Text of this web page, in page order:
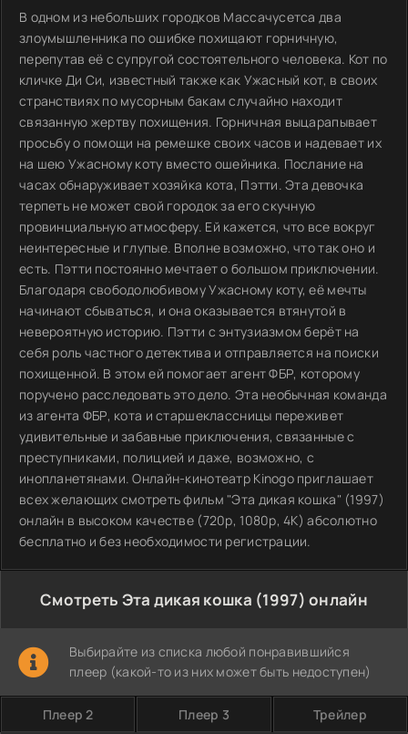
В одном из небольших городков Массачусетса два
злоумышленника по ошибке похищают горничную,
перепутав её с супругой состоятельного человека. Кот по
кличке Ди Си, известный также как Ужасный кот, в своих
странствиях по мусорным бакам случайно находит
связанную жертву похищения. Горничная выцарапывает
просьбу о помощи на ремешке своих часов и надевает их
на шею Ужасному коту вместо ошейника. Послание на
часах обнаруживает хозяйка кота, Пэтти. Эта девочка
терпеть не может свой городок за его скучную
провинциальную атмосферу. Ей кажется, что все вокруг
неинтересные и глупые. Вполне возможно, что так оно и
есть. Пэтти постоянно мечтает о большом приключении.
Благодаря свободолюбивому Ужасному коту, её мечты
начинают сбываться, и она оказывается втянутой в
невероятную историю. Пэтти с энтузиазмом берёт на
себя роль частного детектива и отправляется на поиски
похищенной. В этом ей помогает агент ФБР, которому
поручено расследовать это дело. Эта необычная команда
из агента ФБР, кота и старшеклассницы переживет
удивительные и забавные приключения, связанные с
преступниками, полицией и даже, возможно, с
инопланетянами. Онлайн-кинотеатр Kinogo приглашает
всех желающих смотреть фильм "Эта дикая кошка" (1997)
онлайн в высоком качестве (720p, 1080p, 4K) абсолютно
бесплатно и без необходимости регистрации.
Смотреть Эта дикая кошка (1997) онлайн
Выбирайте из списка любой понравившийся
плеер (какой-то из них может быть недоступен)
Плеер 2 Плеер 3 Трейлер